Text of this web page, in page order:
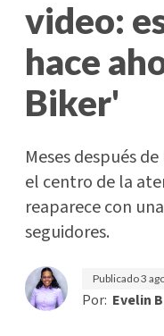
video:
hace
Biker'
Meses después
el centro de la
reaparece con
seguidores.
Publicado3
Por: Evelin